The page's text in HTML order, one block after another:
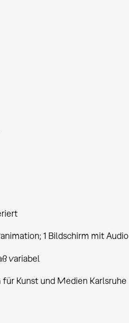
1 Bildschirm mit Audio
variabel
Kunst und Medien Karlsruhe